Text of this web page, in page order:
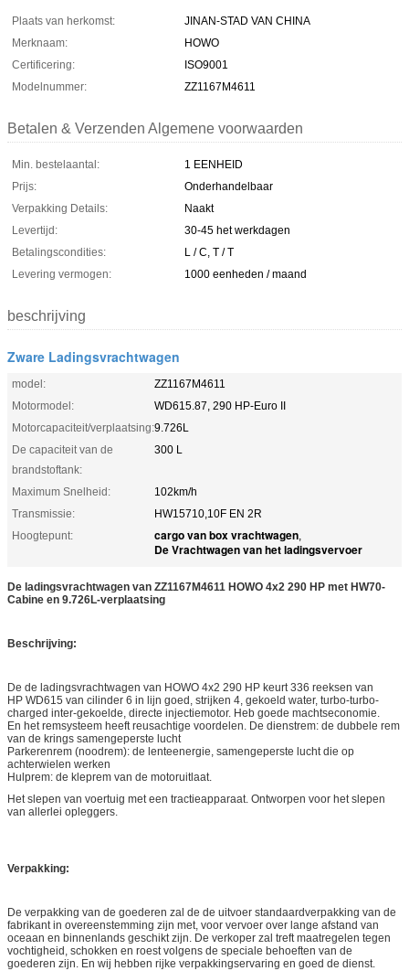
Plaats van herkomst:
JINAN-STAD VAN CHINA
Merknaam:
HOWO
Certificering:
ISO9001
Modelnummer:
ZZ1167M4611
Betalen & Verzenden Algemene voorwaarden
Min. bestelaantal:
1 EENHEID
Prijs:
Onderhandelbaar
Verpakking Details:
Naakt
Levertijd:
30-45 het werkdagen
Betalingscondities:
L / C, T / T
Levering vermogen:
1000 eenheden / maand
beschrijving
Zware Ladingsvrachtwagen
model:
ZZ1167M4611
Motormodel:
WD615.87, 290 HP-Euro II
Motorcapaciteit/verplaatsing:9.726L
De capaciteit van de
brandstoftank:
300 L
Maximum Snelheid:
102km/h
Transmissie:
HW15710,10F EN 2R
Hoogtepunt:
cargo van box vrachtwagen,
De Vrachtwagen van het ladingsvervoer
De ladingsvrachtwagen van ZZ1167M4611 HOWO 4x2 290 HP met HW70-
Cabine en 9.726L-verplaatsing
Beschrijving:
De de ladingsvrachtwagen van HOWO 4x2 290 HP keurt 336 reeksen van
HP WD615 van cilinder 6 in lijn goed, strijken 4, gekoeld water, turbo-turbo-
charged inter-gekoelde, directe injectiemotor. Heb goede machtseconomie.
En het remsysteem heeft reusachtige voordelen. De dienstrem: de dubbele rem
van de krings samengeperste lucht
Parkerenrem (noodrem): de lenteenergie, samengeperste lucht die op
achterwielen werken
Hulprem: de kleprem van de motoruitlaat.
Het slepen van voertuig met een tractieapparaat. Ontworpen voor het slepen
van allerlei opleggers.
Verpakking:
De verpakking van de goederen zal de de uitvoer standaardverpakking van de
fabrikant in overeenstemming zijn met, voor vervoer over lange afstand van
oceaan en binnenlands geschikt zijn. De verkoper zal treft maatregelen tegen
vochtigheid, schokken en roest volgens de speciale behoeften van de
goederen zijn. En wij hebben rijke verpakkingservaring en goed de dienst.